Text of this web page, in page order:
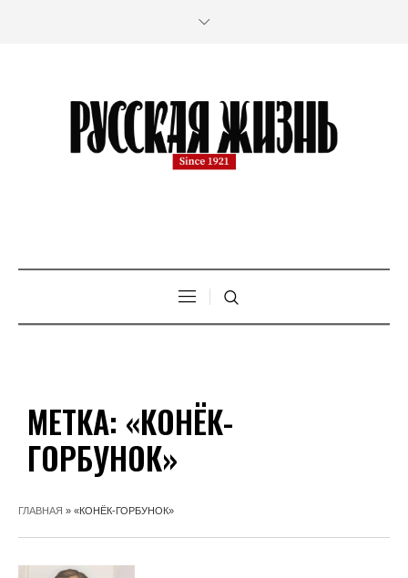
МЕТКА: «КОНЁК-
ГОРБУНОК»
ГЛАВНАЯ » «КОНЁК-ГОРБУНОК»